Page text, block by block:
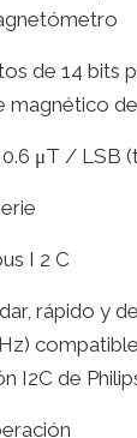
de 14 bits
magnético
0.6 μT / LSB
I 2 C
rápido y
I2C de